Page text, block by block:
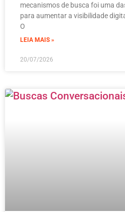
mecanismos de busca foi uma
para aumentar a visibilidade
O
LEIA MAIS »
20/07/2026